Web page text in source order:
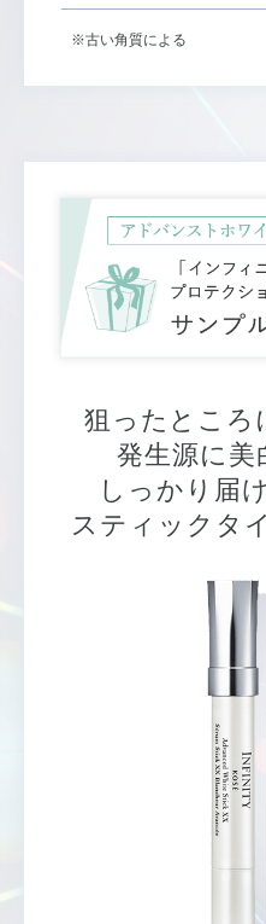
※古い角質による
狙ったところ
発生源に美
しっかり届
スティックタ